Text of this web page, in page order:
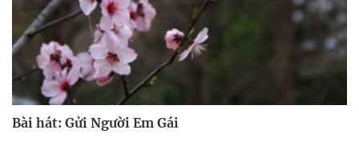
Bài hát: Gửi Người Em Gái